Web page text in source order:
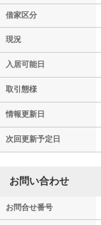
借家区分
現況
入居可能日
取引態様
情報更新日
次回更新予定日
お問い合わせ
お問合せ番号